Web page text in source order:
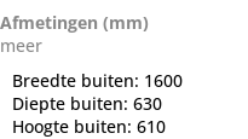
Afmetingen (mm)
meer
Breedte buiten: 1600
Diepte buiten: 630
Hoogte buiten: 610